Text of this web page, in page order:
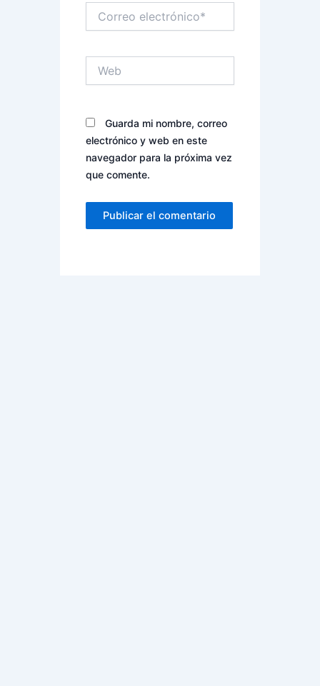
electrónico*
Guarda mi nombre, correo
electrónico y web en este
navegador para la próxima vez
que comente.